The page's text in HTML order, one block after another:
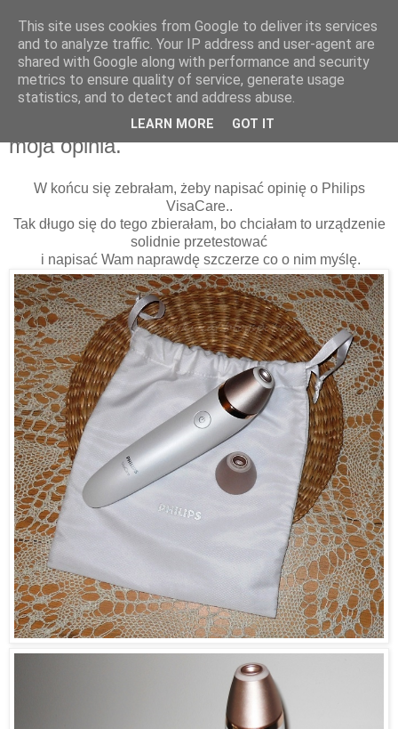
19 stycznia 2015
Domowa mikrodermabrazja VisaCare -
moja opinia.
W końcu się zebrałam, żeby napisać opinię o Philips
VisaCare..
Tak długo się do tego zbierałam, bo chciałam to urządzenie
solidnie przetestować
i napisać Wam naprawdę szczerze co o nim myślę.
This site uses cookies from Google to deliver its services
and to analyze traffic. Your IP address and user-agent are
shared with Google along with performance and security
metrics to ensure quality of service, generate usage
statistics, and to detect and address abuse.
LEARN MORE GOT IT